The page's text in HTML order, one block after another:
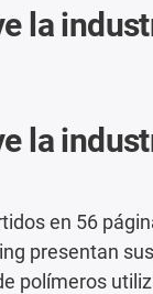
la
la
en 56
presentan
polímeros